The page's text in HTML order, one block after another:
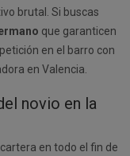
brutal. Si buscas
que garanticen
en el barro con
en Valencia.
novio en la
en todo el fin de